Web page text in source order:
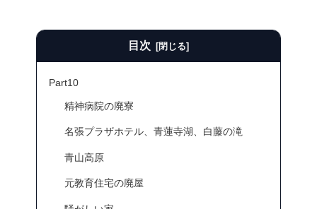
目次
Part10
精神病院の廃寮
名張プラザホテル、青蓮寺湖、白藤の滝
青山高原
元教育住宅の廃屋